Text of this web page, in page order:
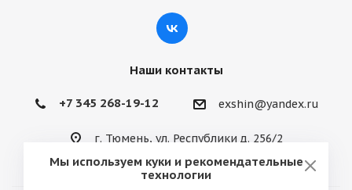
Наши контакты
+7 345 268-19-12 exshin@yandex.ru
г. Тюмень, ул. Республики д. 256/2
Мы используем куки и рекомендательные
технологии